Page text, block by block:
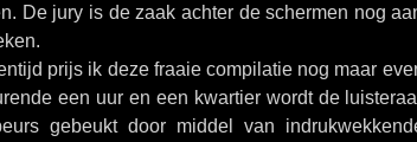
De jury is de zaak achter de schermen nog
prijs ik deze fraaie compilatie nog maar
een uur en een kwartier wordt de
gebeukt door middel van